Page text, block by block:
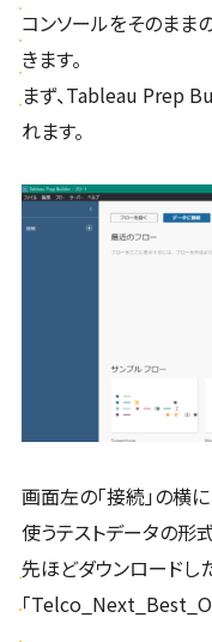
コンソールをそのまま
きます。
まず、Tableau Prep
れます。
画面左の「接続」の横
使うテストデータの形
先ほどダウンロードし
「